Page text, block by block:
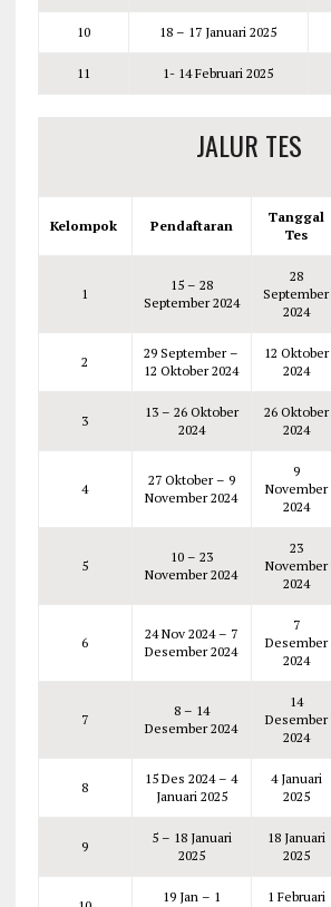
10 18 – 17 Januari 2025
11 1- 14 Februari 2025
JALUR TES
Kelompok Pendaftaran
Tanggal
Tes
1
15 – 28
September 2024
28
September
2024
2
29 September –
12 Oktober 2024
12 Oktober
2024
3
13 – 26 Oktober
2024
26 Oktober
2024
4
27 Oktober – 9
November 2024
9
November
2024
5
10 – 23
November 2024
23
November
2024
6
24 Nov 2024 – 7
Desember 2024
7
Desember
2024
7
8 – 14
Desember 2024
14
Desember
2024
8
15 Des 2024 – 4
Januari 2025
4 Januari
2025
9
5 – 18 Januari
2025
18 Januari
2025
19 Jan – 1
1 Februari